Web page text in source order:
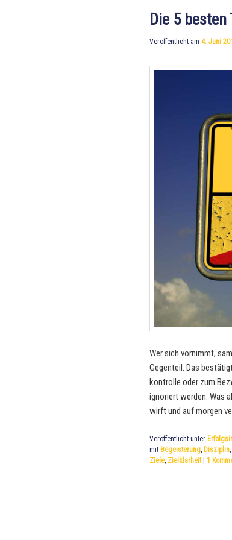
Die 5
Veröffentlicht am 4. Juni
Wer sich vornimmt,
Gegenteil. Das
kontrolle oder zum
ignoriert werden. Was
wirft und auf morgen
Veröffentlicht unter
mit Begeisterung Disziplin
Ziele, Zielklarheit | 1